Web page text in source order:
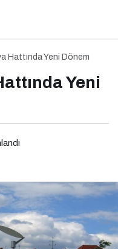
Hattında Yeni Dönem
Yeni
Hayallerini